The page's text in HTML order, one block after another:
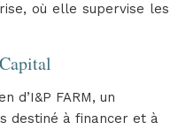
où elle supervise les
d’I&P FARM, un
destiné à financer et à